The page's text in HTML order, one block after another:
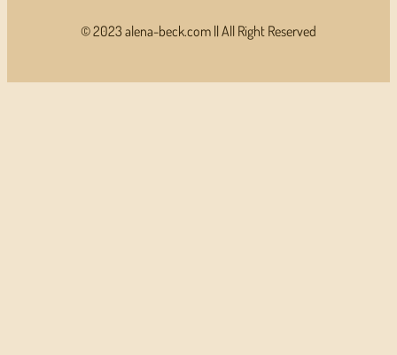
© 2023 alena-beck.com || All Right Reserved